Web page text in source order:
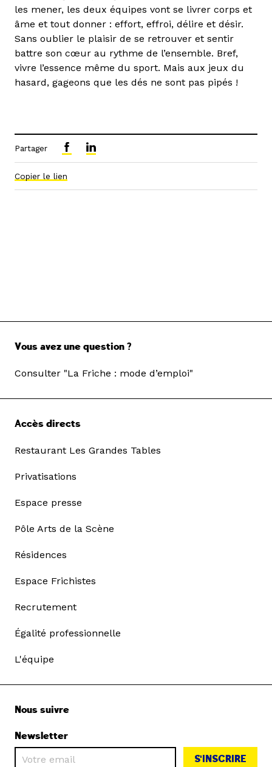
les mener, les deux équipes vont se livrer corps et
âme et tout donner : effort, effroi, délire et désir.
Sans oublier le plaisir de se retrouver et sentir
battre son cœur au rythme de l’ensemble. Bref,
vivre l’essence même du sport. Mais aux jeux du
hasard, gageons que les dés ne sont pas pipés !
Partager
Copier le lien
Vous avez une question ?
Consulter "La Friche : mode d’emploi"
Accès directs
Restaurant Les Grandes Tables
Privatisations
Espace presse
Pôle Arts de la Scène
Résidences
Espace Frichistes
Recrutement
Égalité professionnelle
L'équipe
Nous suivre
Newsletter
S'INSCRIRE